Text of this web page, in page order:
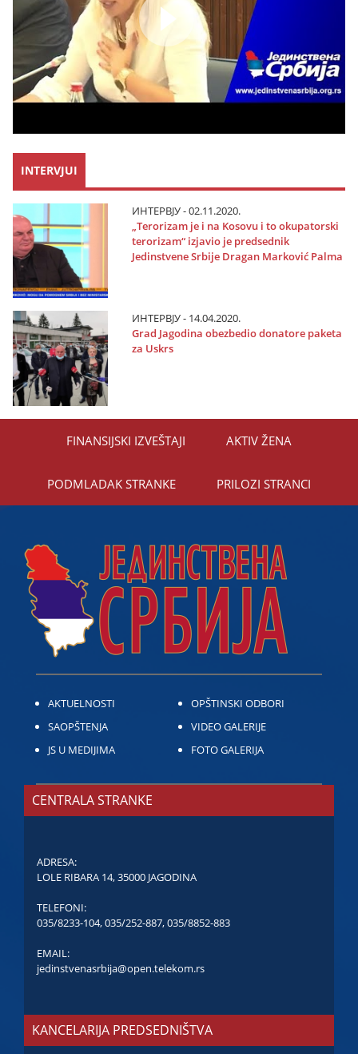
INTERVJUI
ИНТЕРВЈУ - 02.11.2020.
„Terorizam јe i na Kosovu i to okupatorski
terorizam“ izјavio јe predsednik
Јedinstvene Srbiјe Dragan Marković Palma
ИНТЕРВЈУ - 14.04.2020.
Grad Јagodina obezbedio donatore paketa
za Uskrs
FINANSIЈSKI IZVEŠTAЈI AKTIV ŽENA
PODMLADAK STRANKE PRILOZI STRANCI
AKTUELNOSTI
SAOPŠTENJA
JS U MEDIJIMA
OPŠTINSKI ODBORI
VIDEO GALERIJE
FOTO GALERIJA
CENTRALA STRANKE
ADRESA:
LOLE RIBARA 14, 35000 JAGODINA
TELEFONI:
035/8233-104,035/252-887,035/8852-883
EMAIL:
jedinstvenasrbija@open.telekom.rs
KANCELARIJA PREDSEDNIŠTVA